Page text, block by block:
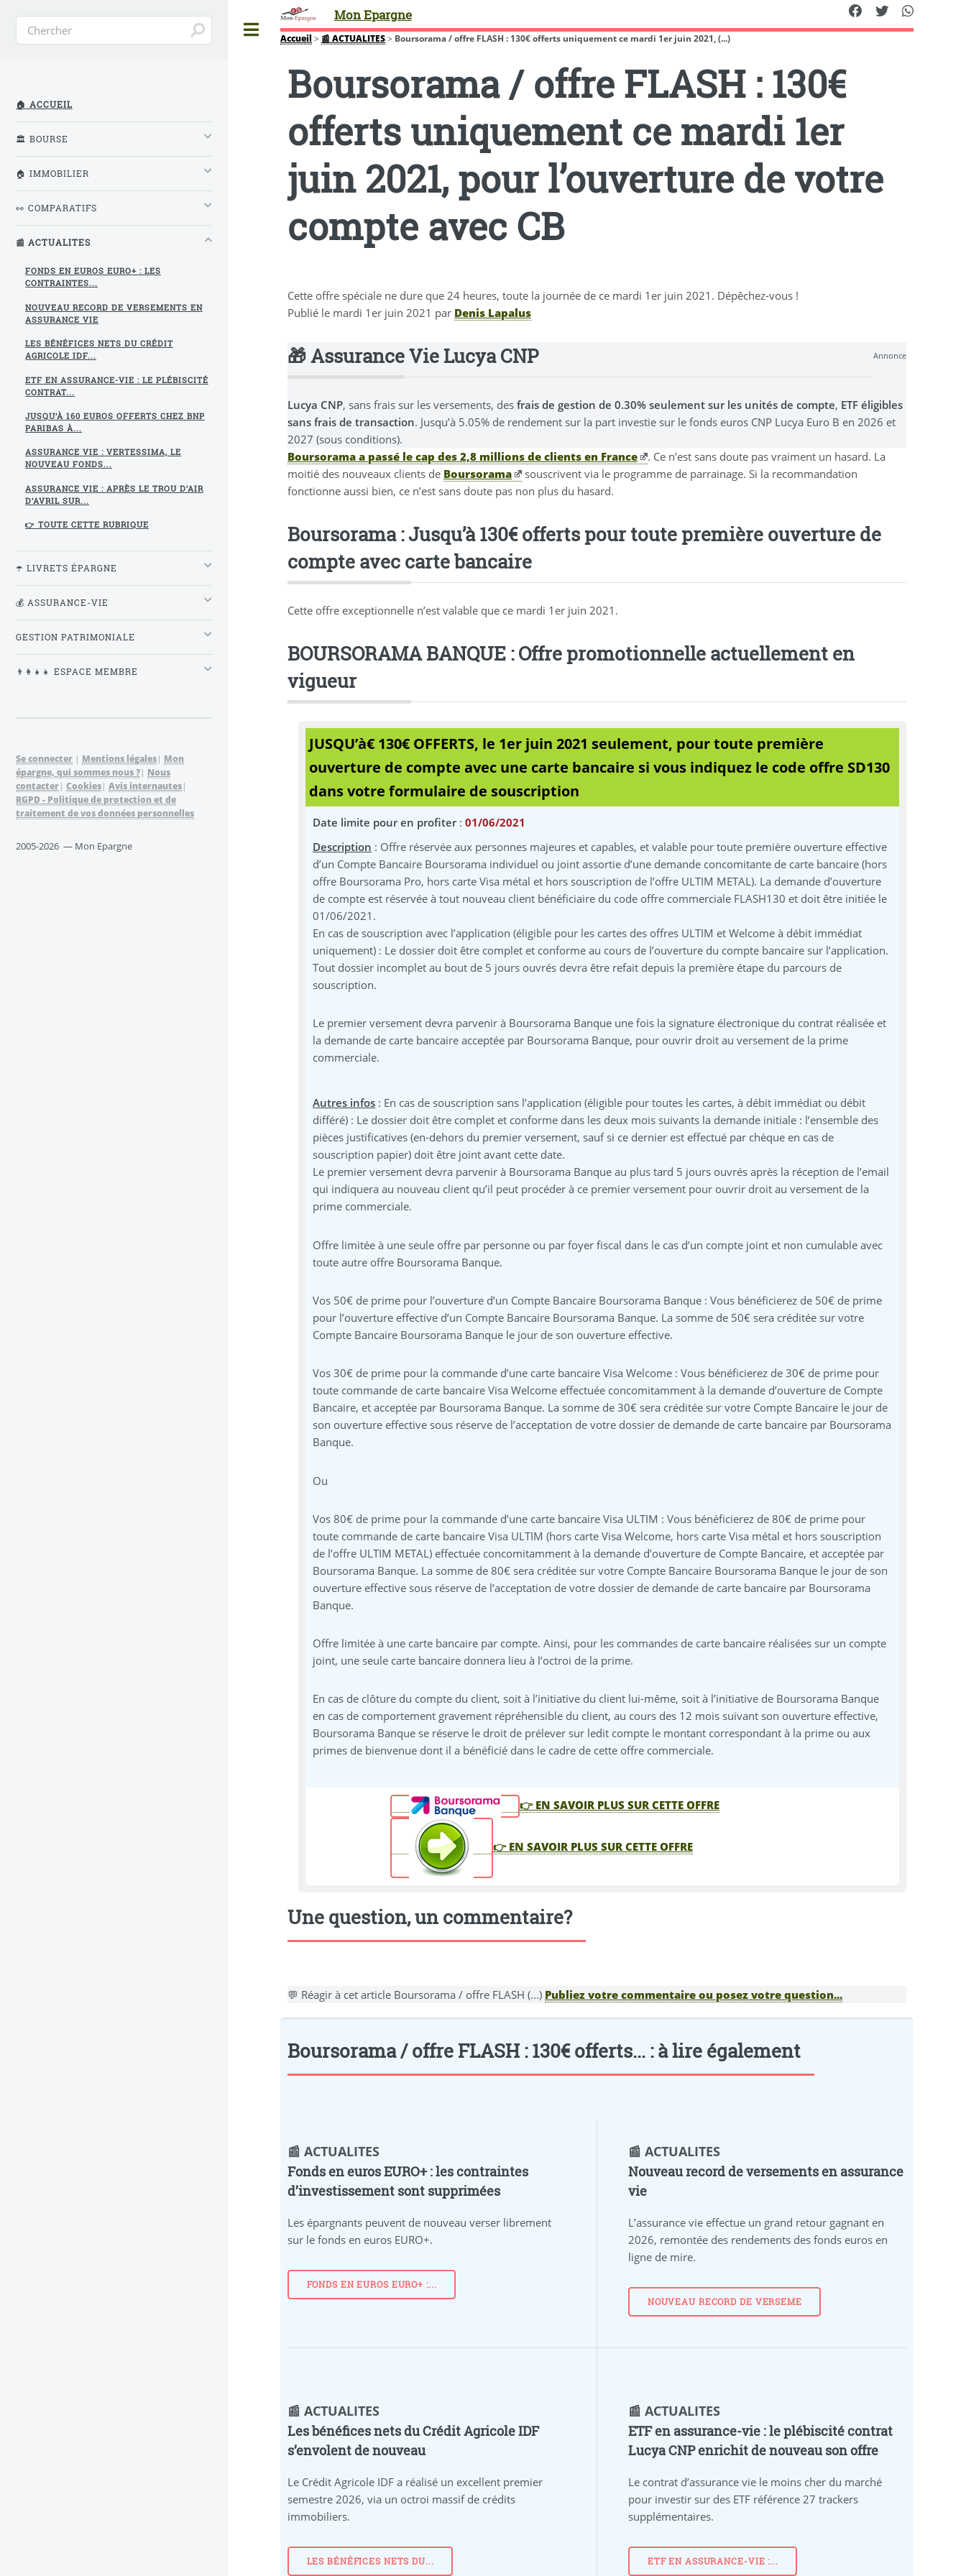
Mon Epargne
Accueil > 📰 ACTUALITES> Boursorama / offre FLASH : 130€ offerts uniquement ce mardi 1er juin 2021, (...)
Boursorama / offre FLASH : 130€
offerts uniquement ce mardi 1er
juin 2021, pour l’ouverture de votre
compte avec CB
Cette offre spéciale ne dure que 24 heures, toute la journée de ce mardi 1er juin 2021. Dépêchez-vous !
Publié le mardi 1er juin 2021 par Denis Lapalus
Annonce
🎁 Assurance Vie Lucya CNP
Lucya CNP, sans frais sur les versements, desfrais de gestion de 0.30% seulement sur les unités de compte, ETF éligibles
sans frais de transaction. Jusqu’à 5.05% de rendement sur la part investie sur le fonds euros CNP Lucya Euro B en 2026 et
2027 (sous conditions).
Boursorama a passé le cap des 2,8 millions de clients en France
. Ce n’est sans doute pas vraiment un hasard. La
moitié des nouveaux clients de Boursorama
souscrivent via le programme de parrainage. Si la recommandation
fonctionne aussi bien, ce n’est sans doute pas non plus du hasard.
Boursorama : Jusqu’à 130€ offerts pour toute première ouverture de
compte avec carte bancaire
Cette offre exceptionnelle n’est valable que ce mardi 1er juin 2021.
BOURSORAMA BANQUE : Offre promotionnelle actuellement en
vigueur
JUSQU’à€ 130€ OFFERTS, le 1er juin 2021 seulement, pour toute première
ouverture de compte avec une carte bancaire si vous indiquez le code offre SD130
dans votre formulaire de souscription
Date limite pour en profiter:01/06/2021
Description : Offre réservée aux personnes majeures et capables, et valable pour toute première ouverture effective
d’un Compte Bancaire Boursorama individuel ou joint assortie d’une demande concomitante de carte bancaire (hors
offre Boursorama Pro, hors carte Visa métal et hors souscription de l’offre ULTIM METAL). La demande d’ouverture
de compte est réservée à tout nouveau client bénéficiaire du code offre commerciale FLASH130 et doit être initiée le
01/06/2021.
En cas de souscription avec l’application (éligible pour les cartes des offres ULTIM et Welcome à débit immédiat
uniquement) : Le dossier doit être complet et conforme au cours de l’ouverture du compte bancaire sur l’application.
Tout dossier incomplet au bout de 5 jours ouvrés devra être refait depuis la première étape du parcours de
souscription.
Le premier versement devra parvenir à Boursorama Banque une fois la signature électronique du contrat réalisée et
la demande de carte bancaire acceptée par Boursorama Banque, pour ouvrir droit au versement de la prime
commerciale.
Autres infos : En cas de souscription sans l’application (éligible pour toutes les cartes, à débit immédiat ou débit
différé) : Le dossier doit être complet et conforme dans les deux mois suivants la demande initiale : l’ensemble des
pièces justificatives (en-dehors du premier versement, sauf si ce dernier est effectué par chèque en cas de
souscription papier) doit être joint avant cette date.
Le premier versement devra parvenir à Boursorama Banque au plus tard 5 jours ouvrés après la réception de l’email
qui indiquera au nouveau client qu’il peut procéder à ce premier versement pour ouvrir droit au versement de la
prime commerciale.
Offre limitée à une seule offre par personne ou par foyer fiscal dans le cas d’un compte joint et non cumulable avec
toute autre offre Boursorama Banque.
Vos 50€ de prime pour l’ouverture d’un Compte Bancaire Boursorama Banque : Vous bénéficierez de 50€ de prime
pour l’ouverture effective d’un Compte Bancaire Boursorama Banque. La somme de 50€ sera créditée sur votre
Compte Bancaire Boursorama Banque le jour de son ouverture effective.
Vos 30€ de prime pour la commande d’une carte bancaire Visa Welcome : Vous bénéficierez de 30€ de prime pour
toute commande de carte bancaire Visa Welcome effectuée concomitamment à la demande d’ouverture de Compte
Bancaire, et acceptée par Boursorama Banque. La somme de 30€ sera créditée sur votre Compte Bancaire le jour de
son ouverture effective sous réserve de l’acceptation de votre dossier de demande de carte bancaire par Boursorama
Banque.
Ou
Vos 80€ de prime pour la commande d’une carte bancaire Visa ULTIM : Vous bénéficierez de 80€ de prime pour
toute commande de carte bancaire Visa ULTIM (hors carte Visa Welcome, hors carte Visa métal et hors souscription
de l’offre ULTIM METAL) effectuée concomitamment à la demande d’ouverture de Compte Bancaire, et acceptée par
Boursorama Banque. La somme de 80€ sera créditée sur votre Compte Bancaire Boursorama Banque le jour de son
ouverture effective sous réserve de l’acceptation de votre dossier de demande de carte bancaire par Boursorama
Banque.
Offre limitée à une carte bancaire par compte. Ainsi, pour les commandes de carte bancaire réalisées sur un compte
joint, une seule carte bancaire donnera lieu à l’octroi de la prime.
En cas de clôture du compte du client, soit à l’initiative du client lui-même, soit à l’initiative de Boursorama Banque
en cas de comportement gravement répréhensible du client, au cours des 12 mois suivant son ouverture effective,
Boursorama Banque se réserve le droit de prélever sur ledit compte le montant correspondant à la prime ou aux
primes de bienvenue dont il a bénéficié dans le cadre de cette offre commerciale.
👉 EN SAVOIR PLUS SUR CETTE OFFRE
👉 EN SAVOIR PLUS SUR CETTE OFFRE
Une question, un commentaire?
💬 Réagir à cet article Boursorama / offre FLASH (...) Publiez votre commentaire ou posez votre question...
Boursorama / offre FLASH : 130€ offerts... : à lire également
📰 ACTUALITES
Fonds en euros EURO+ : les contraintes
d’investissement sont supprimées
Les épargnants peuvent de nouveau verser librement
sur le fonds en euros EURO+.
FONDS EN EUROS EURO+ :...
📰 ACTUALITES
Nouveau record de versements en assurance
vie
L’assurance vie effectue un grand retour gagnant en
2026, remontée des rendements des fonds euros en
ligne de mire.
NOUVEAU RECORD DE VERSEME
📰 ACTUALITES
Les bénéfices nets du Crédit Agricole IDF
s’envolent de nouveau
Le Crédit Agricole IDF a réalisé un excellent premier
semestre 2026, via un octroi massif de crédits
immobiliers.
LES BÉNÉFICES NETS DU...
📰 ACTUALITES
ETF en assurance-vie : le plébiscité contrat
Lucya CNP enrichit de nouveau son offre
Le contrat d’assurance vie le moins cher du marché
pour investir sur des ETF référence 27 trackers
supplémentaires.
ETF EN ASSURANCE-VIE :...
🏠 ACCUEIL
🏛️ BOURSE
🏠 IMMOBILIER
👀 COMPARATIFS
📰 ACTUALITES
FONDS EN EUROS EURO+ : LES
CONTRAINTES...
NOUVEAU RECORD DE VERSEMENTS EN
ASSURANCE VIE
LES BÉNÉFICES NETS DU CRÉDIT
AGRICOLE IDF...
ETF EN ASSURANCE-VIE : LE PLÉBISCITÉ
CONTRAT...
JUSQU’À 160 EUROS OFFERTS CHEZ BNP
PARIBAS À...
ASSURANCE VIE : VERTESSIMA, LE
NOUVEAU FONDS...
ASSURANCE VIE : APRÈS LE TROU D’AIR
D’AVRIL SUR...
👉 TOUTE CETTE RUBRIQUE
☂️ LIVRETS ÉPARGNE
💰 ASSURANCE-VIE
GESTION PATRIMONIALE
👨‍👩‍👧‍👧 ESPACE MEMBRE
Se connecter | Mentions légales| Mon
épargne, qui sommes nous ?| Nous
contacter| Cookies| Avis internautes|
RGPD - Politique de protection et de
traitement de vos données personnelles
2005-2026 — Mon Epargne
Toggle